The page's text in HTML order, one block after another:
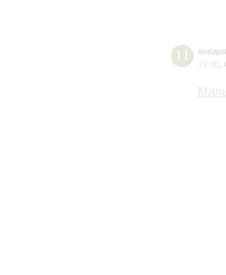
11 января
19:00